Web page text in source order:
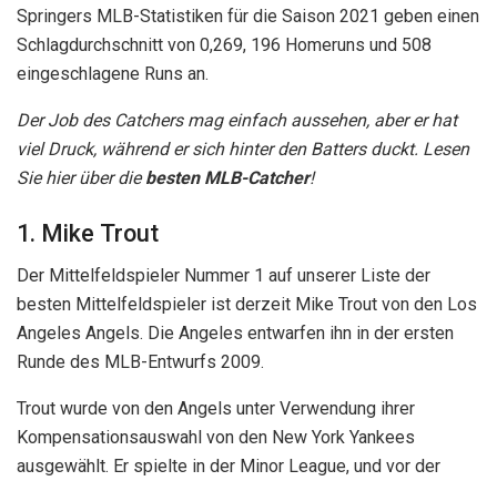
Springers MLB-Statistiken für die Saison 2021 geben einen
Schlagdurchschnitt von 0,269, 196 Homeruns und 508
eingeschlagene Runs an.
Der Job des Catchers mag einfach aussehen, aber er hat
viel Druck, während er sich hinter den Batters duckt. Lesen
Sie hier über diebesten MLB-Catcher!
1. Mike Trout
Der Mittelfeldspieler Nummer 1 auf unserer Liste der
besten Mittelfeldspieler ist derzeit Mike Trout von den Los
Angeles Angels. Die Angeles entwarfen ihn in der ersten
Runde des MLB-Entwurfs 2009.
Trout wurde von den Angels unter Verwendung ihrer
Kompensationsauswahl von den New York Yankees
ausgewählt. Er spielte in der Minor League, und vor der